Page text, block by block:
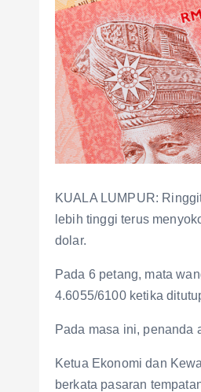
KUALA LUMPUR:
lebih tinggi terus
dolar.
Pada 6 petang, mata
4.6055/6100 ketika
Pada masa ini, penanda
Ketua Ekonomi dan
berkata pasaran